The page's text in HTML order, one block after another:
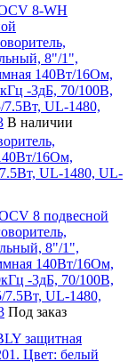
8-WH
8"/1",
140Вт/16Ом,
-3дБ, 70/100В,
7.5Вт, UL-1480,
В наличии
16Ом,
UL-1480, UL-
8 подвесной
8"/1",
140Вт/16Ом,
-3дБ, 70/100В,
7.5Вт, UL-1480,
Под заказ
защитная
Цвет: белый